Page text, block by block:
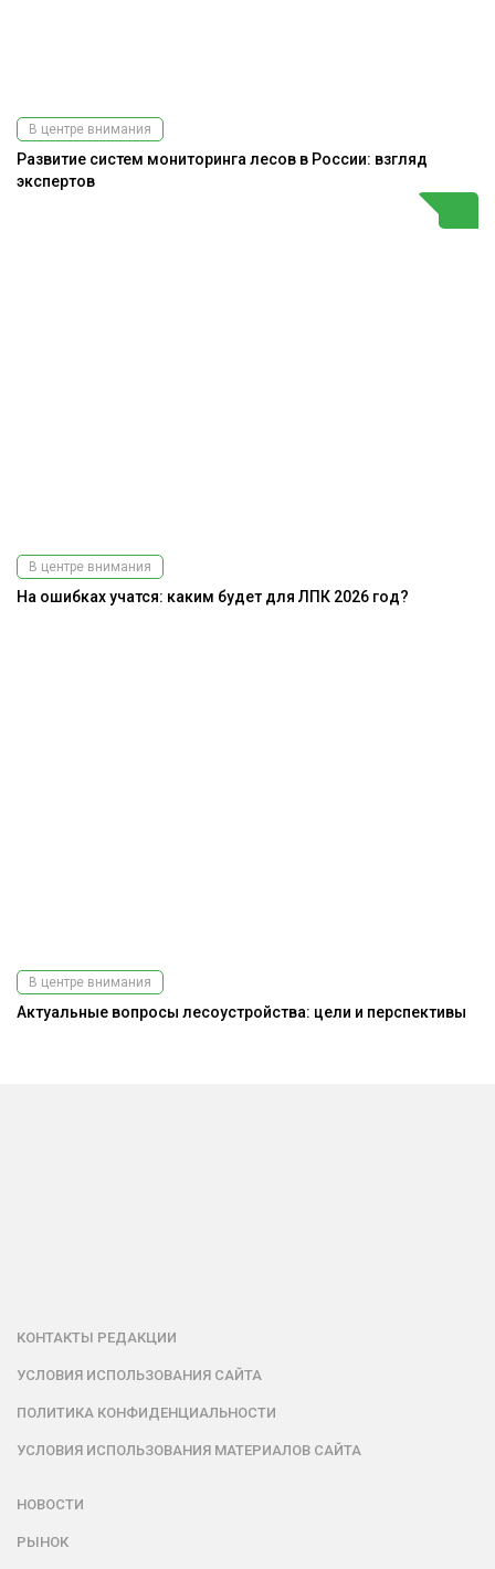
В центре внимания
Развитие систем мониторинга лесов в России: взгляд
экспертов
В центре внимания
На ошибках учатся: каким будет для ЛПК 2026 год?
В центре внимания
Актуальные вопросы лесоустройства: цели и перспективы
КОНТАКТЫ РЕДАКЦИИ
УСЛОВИЯ ИСПОЛЬЗОВАНИЯ САЙТА
ПОЛИТИКА КОНФИДЕНЦИАЛЬНОСТИ
УСЛОВИЯ ИСПОЛЬЗОВАНИЯ МАТЕРИАЛОВ САЙТА
НОВОСТИ
РЫНОК